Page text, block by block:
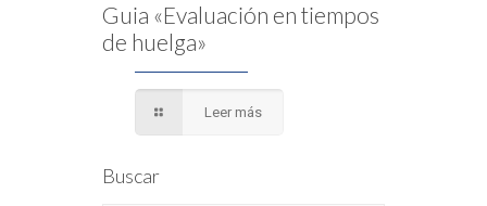
Guia «Evaluación en tiempos
de huelga»
Leer más
Buscar